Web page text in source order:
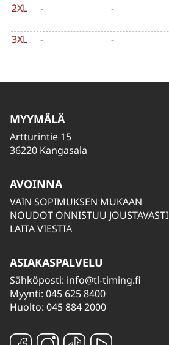
2XL - -
3XL - -
MYYMÄLÄ
Artturintie 15
36220 Kangasala
AVOINNA
VAIN SOPIMUKSEN MUKAAN
NOUDOT ONNISTUU JOUSTAVASTI
LAITA VIESTIÄ
ASIAKASPALVELU
Sähköposti: info@tl-timing.fi
Myynti: 045 625 8400
Huolto: 045 884 2000